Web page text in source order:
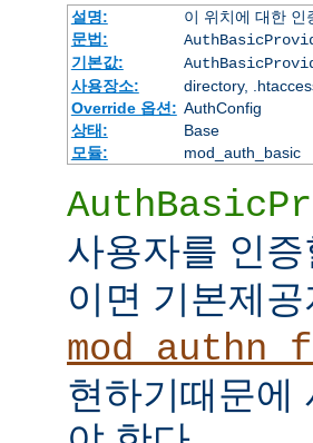
설명:
이 위치에 대한 인
문법:
기본값:
사용장소:
directory,
Override 옵션: AuthConfig
상태:
Base
모듈:
mod_auth_basic
사용자를 인
이면 기본제
현하기때문에